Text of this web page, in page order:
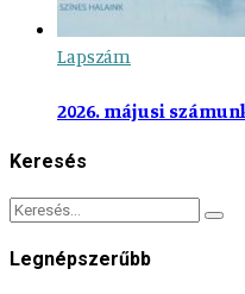
Lapszám
2026. májusi
Keresés
Legnépszerűbb